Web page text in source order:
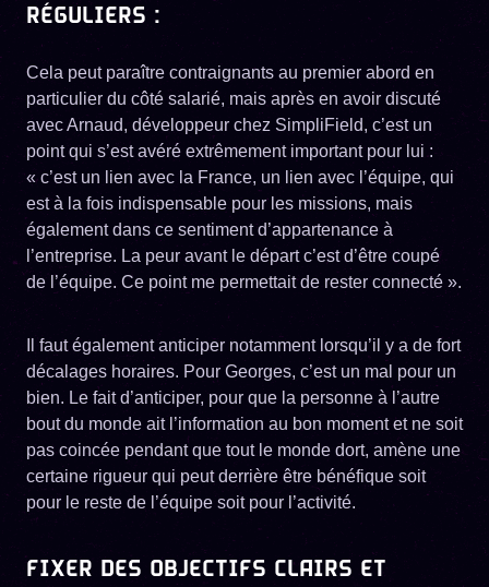
RÉGULIERS :
Cela peut paraître contraignants au premier abord en
particulier du côté salarié, mais après en avoir discuté
avec Arnaud, développeur chez SimpliField, c’est un
point qui s’est avéré extrêmement important pour lui :
« c’est un lien avec la France, un lien avec l’équipe, qui
est à la fois indispensable pour les missions, mais
également dans ce sentiment d’appartenance à
l’entreprise. La peur avant le départ c’est d’être coupé
de l’équipe. Ce point me permettait de rester connecté ».
Il faut également anticiper notamment lorsqu’il y a de fort
décalages horaires. Pour Georges, c’est un mal pour un
bien. Le fait d’anticiper, pour que la personne à l’autre
bout du monde ait l’information au bon moment et ne soit
pas coincée pendant que tout le monde dort, amène une
certaine rigueur qui peut derrière être bénéfique soit
pour le reste de l’équipe soit pour l’activité.
FIXER DES OBJECTIFS CLAIRS ET